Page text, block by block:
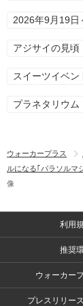
2026年9月19日
アジサイの見頃
スイーツイベン
プラネタリウム
ウォーカープラス
ルになる｢パラソルマ
像
利用
推奨
ウォーカー
プレスリリー